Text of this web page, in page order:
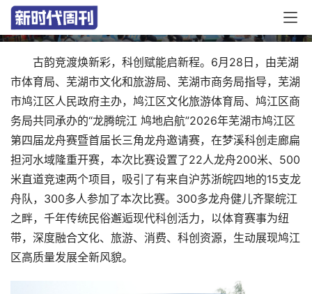
首届长三角龙舟邀请赛成功举办
古韵竞渡焕新彩，科创赋能启新程。6月28日，由芜湖
市体育局、芜湖市文化和旅游局、芜湖市商务局指导，芜湖
市鸠江区人民政府主办，鸠江区文化旅游体育局、鸠江区商
务局共同承办的“龙腾皖江 鸠地启航”2026年芜湖市鸠江区
第四届龙舟赛暨首届长三角龙舟邀请赛，在梦溪科创走廊扁
担河水域隆重开赛，本次比赛设置了22人龙舟200米、500
米直道竞速两个项目，吸引了有来自沪苏浙皖四地的15支龙
舟队，300多人参加了本次比赛。300多龙舟健儿齐聚皖江
之畔，千年传统民俗邂逅现代科创活力，以体育赛事为纽
带，深度融合文化、旅游、消费、科创资源，生动展现鸠江
区高质量发展全新风貌。